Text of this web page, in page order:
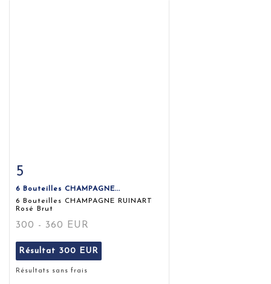
Fiche détaillée
5
6 Bouteilles CHAMPAGNE...
6 Bouteilles CHAMPAGNE RUINART
Rosé Brut
300 - 360 EUR
Résultat 300 EUR
Résultats sans frais